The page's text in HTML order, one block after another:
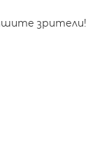
зрители!